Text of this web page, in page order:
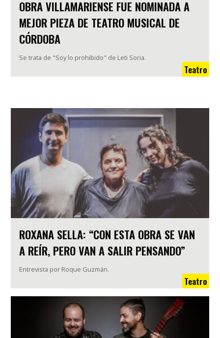
OBRA VILLAMARIENSE FUE NOMINADA A
MEJOR PIEZA DE TEATRO MUSICAL DE
CÓRDOBA
Se trata de "Soy lo prohibido" de Leti Soria.
Teatro
ROXANA SELLA: “CON ESTA OBRA SE VAN
A REÍR, PERO VAN A SALIR PENSANDO”
Entrevista por Roque Guzmán.
Teatro